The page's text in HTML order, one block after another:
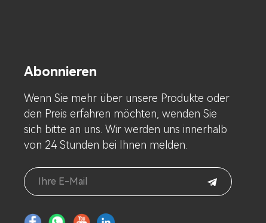
Abonnieren
Wenn Sie mehr über unsere Produkte oder
den Preis erfahren möchten, wenden Sie
sich bitte an uns. Wir werden uns innerhalb
von 24 Stunden bei Ihnen melden.